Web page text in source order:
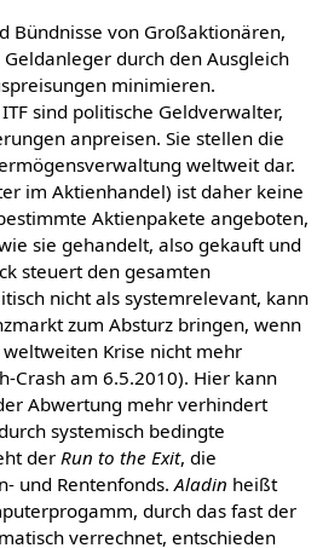
Bündnisse von Großaktionären,
durch den Ausgleich
minimieren.
sind politische Geldverwalter,
anpreisen. Sie stellen die
weltweit dar.
im Aktienhandel) ist daher keine
Aktienpakete angeboten,
sie gehandelt, also gekauft und
steuert den gesamten
nicht als systemrelevant, kann
zum Absturz bringen, wenn
Krise nicht mehr
Crash am 6.5.2010). Hier kann
Abwertung mehr verhindert
systemisch bedingte
der Run to the Exit, die
und Rentenfonds.Aladin heißt
durch das fast der
verrechnet, entschieden